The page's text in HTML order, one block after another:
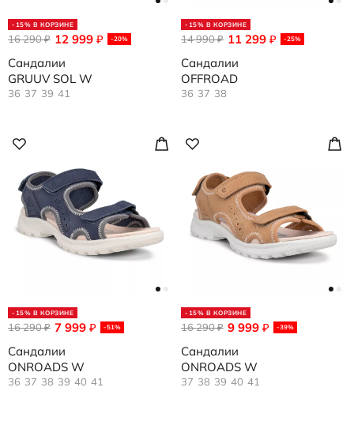
-15% В КОРЗИНЕ
12 999 ₽ -20%
16 290₽
Сандалии
GRUUV SOL W
36 37 39 41
-15% В КОРЗИНЕ
11 299 ₽ -25%
14 990₽
Сандалии
OFFROAD
36 37 38
-15% В КОРЗИНЕ
7 999 ₽ -51%
16 290₽
Сандалии
ONROADS W
36 37 38 39 40 41
-15% В КОРЗИНЕ
9 999 ₽ -39%
16 290₽
Сандалии
ONROADS W
37 38 39 40 41